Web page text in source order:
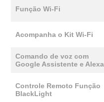
Função Wi-Fi
Acompanha o Kit Wi-Fi
Comando de voz com
Google Assistente e Alexa
Controle Remoto Função
BlackLight